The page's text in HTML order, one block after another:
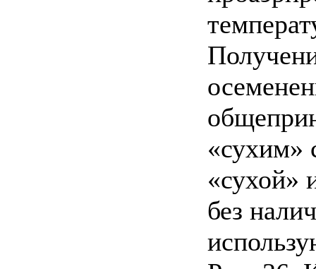
«сухим»
«сухой»
без